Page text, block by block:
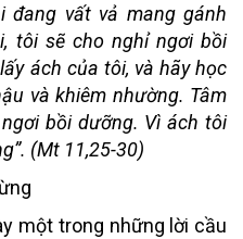
đang vất vả mang gánh
tôi sẽ cho nghỉ ngơi bồi
ách của tôi, và hãy học
và khiêm nhường. Tâm
bồi dưỡng. Vì ách tôi
(Mt 11,25-30)
một trong những lời cầu